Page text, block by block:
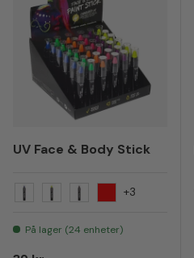
UV Face & Body Stick
+3
På lager (24 enheter)